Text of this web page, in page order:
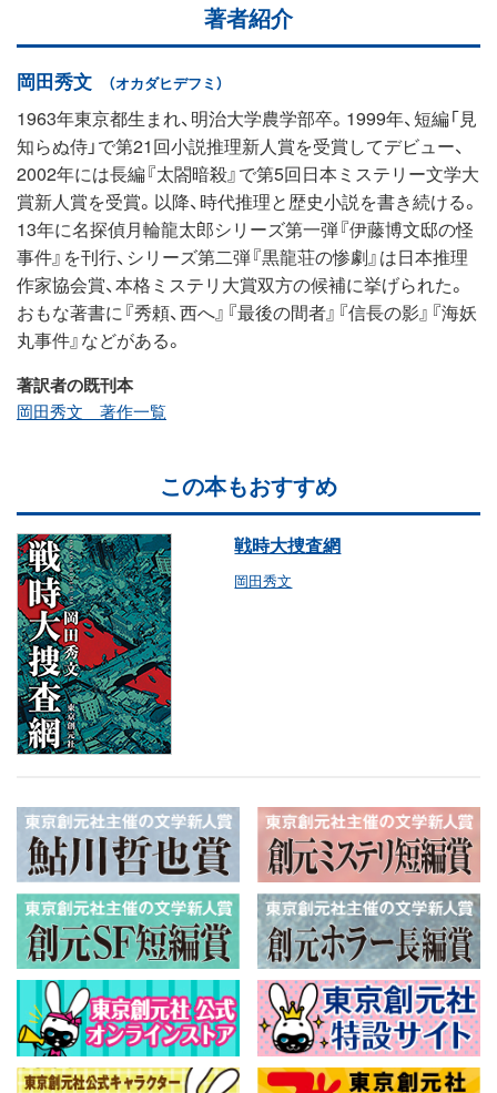
著者紹介
岡田秀文 （オカダヒデフミ）
1963年東京都生まれ、明治大学農学部卒。1999年、短編「見
知らぬ侍」で第21回小説推理新人賞を受賞してデビュー、
2002年には長編『太閤暗殺』で第5回日本ミステリー文学大
賞新人賞を受賞。以降、時代推理と歴史小説を書き続ける。
13年に名探偵月輪龍太郎シリーズ第一弾『伊藤博文邸の怪
事件』を刊行、シリーズ第二弾『黒龍荘の惨劇』は日本推理
作家協会賞、本格ミステリ大賞双方の候補に挙げられた。
おもな著書に『秀頼、西へ』『最後の間者』『信長の影』『海妖
丸事件』などがある。
著訳者の既刊本
岡田秀文 著作一覧
この本もおすすめ
戦時大捜査網
岡田秀文